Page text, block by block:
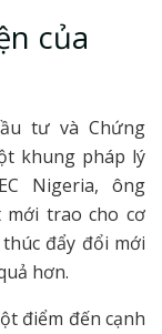
của
tư và Chứng
khung pháp lý
Nigeria, ông
mới trao cho cơ
đẩy đổi mới
hơn.
điểm đến cạnh